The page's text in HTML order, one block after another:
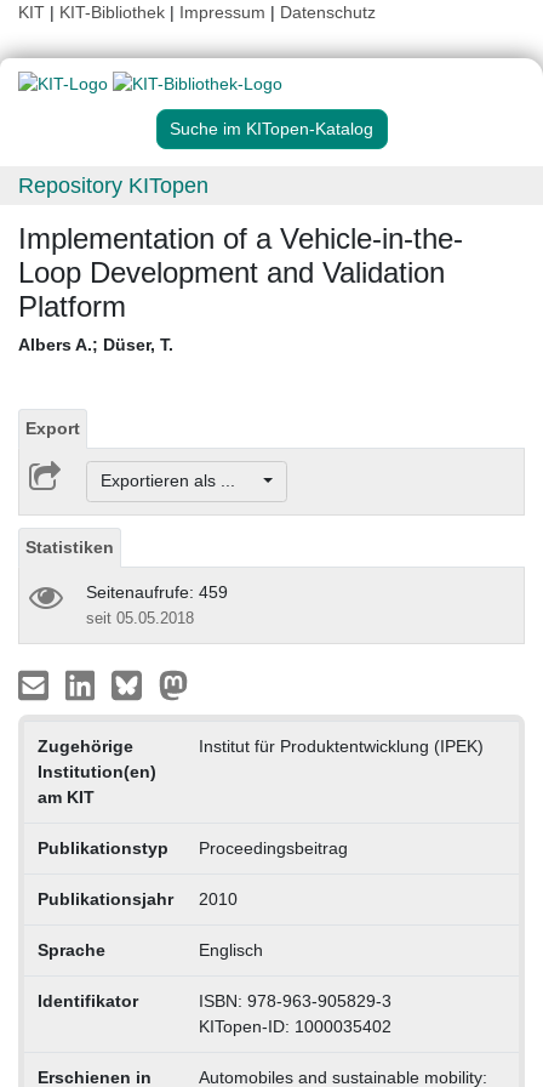
KIT | KIT-Bibliothek | Impressum | Datenschutz
Suche im KITopen-Katalog
Repository KITopen
Implementation of a Vehicle-in-the-
Loop Development and Validation
Platform
Albers A.; Düser, T.
Export
Exportieren als ...
Statistiken
Seitenaufrufe: 459
seit 05.05.2018
Zugehörige
Institution(en)
am KIT
Institut für Produktentwicklung (IPEK)
Publikationstyp Proceedingsbeitrag
Publikationsjahr 2010
Sprache Englisch
Identifikator
ISBN: 978-963-905829-3
KITopen-ID: 1000035402
Erschienen in Automobiles and sustainable mobility: